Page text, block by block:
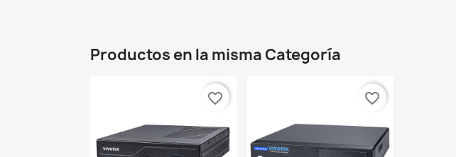
Productos en la misma Categoría
favorite_border favorite_border